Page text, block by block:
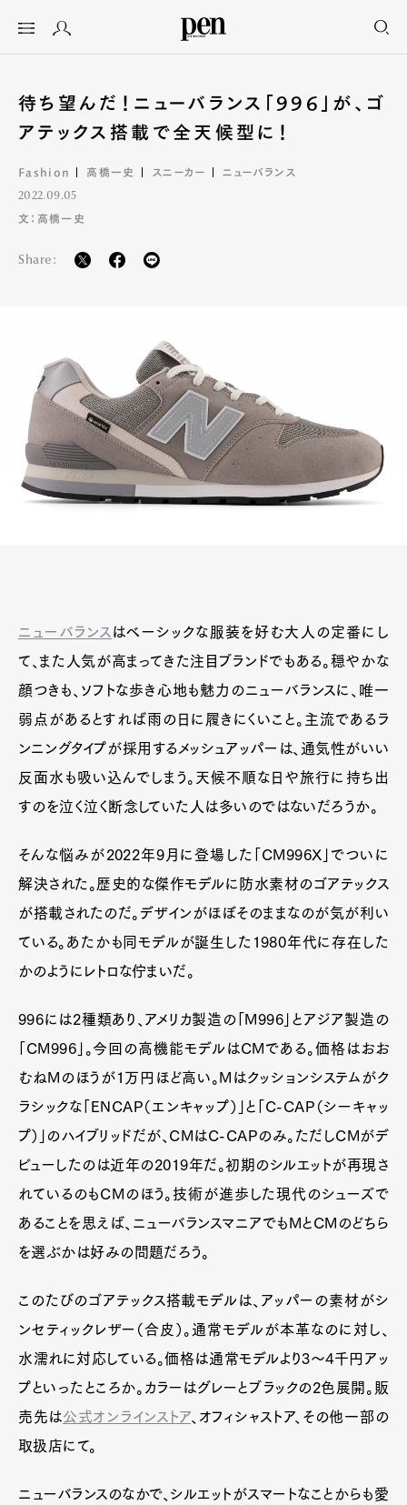
待ち望んだ！ニューバランス「996」が、ゴ
アテックス搭載で全天候型に！
Fashion 高橋一史 スニーカー ニューバランス
2022.09.05
文：高橋一史
Share:
ニューバランス はベーシックな服装を好む大人の定番にし
て、また人気が高まってきた注目ブランドでもある。穏やかな
顔つきも、ソフトな歩き心地も魅力のニューバランスに、唯一
弱点があるとすれば雨の日に履きにくいこと。主流であるラ
ンニングタイプが採用するメッシュアッパーは、通気性がいい
反面水も吸い込んでしまう。天候不順な日や旅行に持ち出
すのを泣く泣く断念していた人は多いのではないだろうか。
そんな悩みが2022年9月に登場した「CM996X」でついに
解決された。歴史的な傑作モデルに防水素材のゴアテックス
が搭載されたのだ。デザインがほぼそのままなのが気が利い
ている。あたかも同モデルが誕生した1980年代に存在した
かのようにレトロな佇まいだ。
996には2種類あり、アメリカ製造の「M996」とアジア製造の
「CM996」。今回の高機能モデルはCMである。価格はおお
むねMのほうが1万円ほど高い。Mはクッションシステムがク
ラシックな「ENCAP（エンキャップ）」と「C-CAP（シーキャッ
プ）」のハイブリッドだが、CMはC-CAPのみ。ただしCMがデ
ビューしたのは近年の2019年だ。初期のシルエットが再現さ
れているのもCMのほう。技術が進歩した現代のシューズで
あることを思えば、ニューバランスマニアでもMとCMのどちら
を選ぶかは好みの問題だろう。
このたびのゴアテックス搭載モデルは、アッパーの素材がシ
ンセティックレザー（合皮）。通常モデルが本革なのに対し、
水濡れに対応している。価格は通常モデルより3〜4千円アッ
プといったところか。カラーはグレーとブラックの2色展開。販
売先は公式オンラインストア 、オフィシャストア、その他一部の
取扱店にて。
ニューバランスのなかで、シルエットがスマートなことからも愛